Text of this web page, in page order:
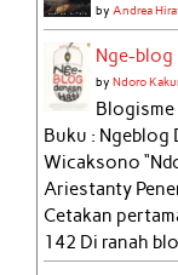
byAndrea
Nge-blog
byNdoro
Blogisme
Buku : Ngeblog
Wicaksono
Ariestanty
Cetakan
142 Di ranah